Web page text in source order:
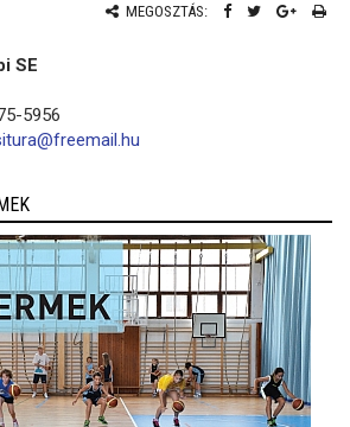
MEGOSZTÁS:
SE
5956